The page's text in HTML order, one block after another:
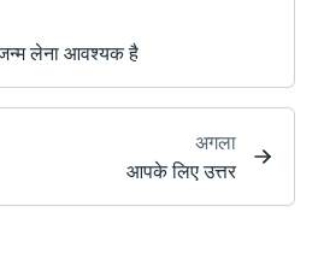
लेना आवश्यक है
अगला
आपके लिए उत्तर